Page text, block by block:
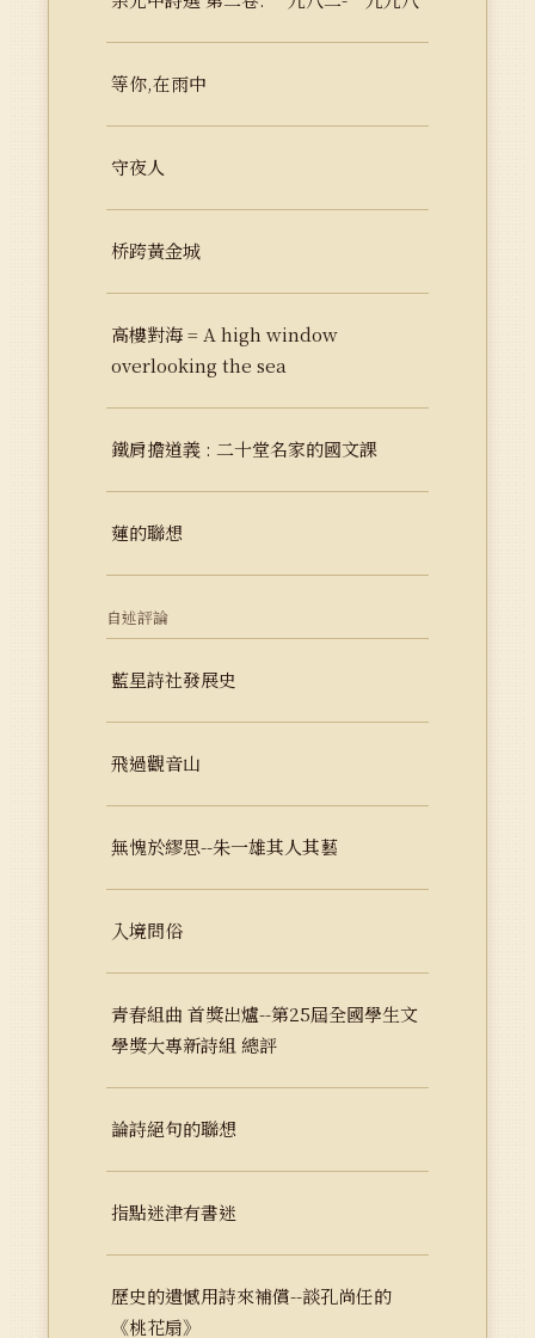
等你,在雨中
守夜人
桥跨黃金城
高樓對海 = A high window
overlooking the sea
鐵肩擔道義 : 二十堂名家的國文課
蓮的聯想
自述評論
藍星詩社發展史
飛過觀音山
無愧於繆思--朱一雄其人其藝
入境問俗
青春組曲 首獎出爐--第25屆全國學生文
學獎大專新詩組 總評
論詩絕句的聯想
指點迷津有書迷
歷史的遺憾用詩來補償--談孔尚任的
《桃花扇》